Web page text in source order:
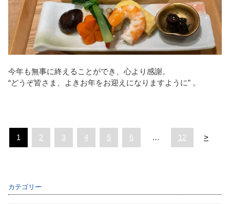
今年も無事に終えることができ、心より感謝。
“どうぞ皆さま、よきお年をお迎えになりますように” 。
1 2 3 4 5 6 … 12 >
カテゴリー